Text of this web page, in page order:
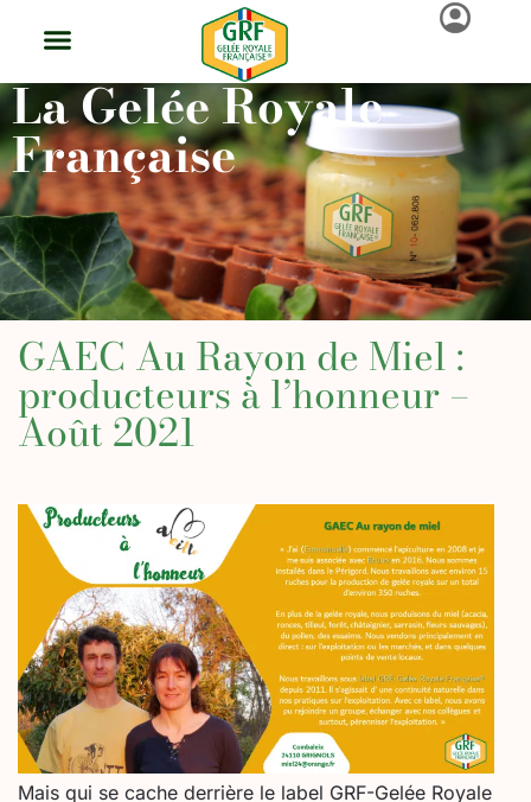
La Gelée Royale
Française
GAEC Au Rayon de Miel :
producteurs à l’honneur –
Août 2021
Mais qui se cache derrière le label GRF-Gelée Royale